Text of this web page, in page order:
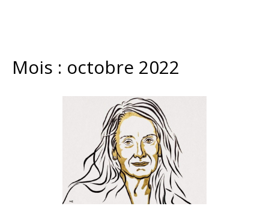
Mois : octobre 2022